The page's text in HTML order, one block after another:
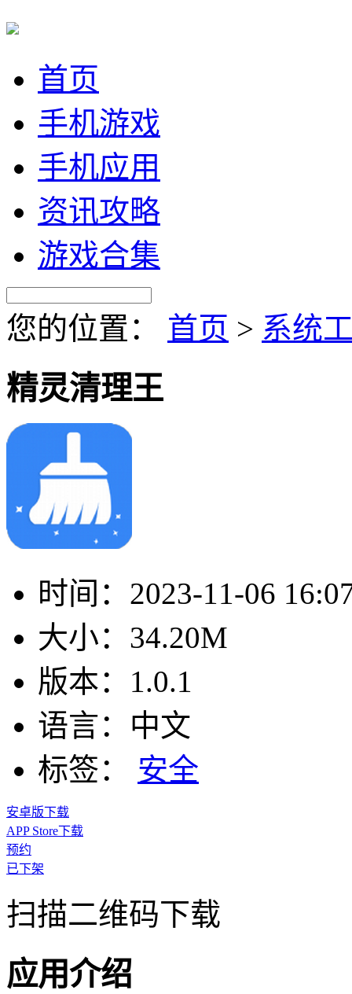
首页
手机游戏
手机应用
资讯攻略
游戏合集
您的位置： 首页 > 系统
精灵清理王
时间： 2023-11-06
大小： 34.20M
版本： 1.0.1
语言： 中文
标签：
安全
安卓版下载
APP Store下载
预约
已下架
扫描二维码下载
应用介绍